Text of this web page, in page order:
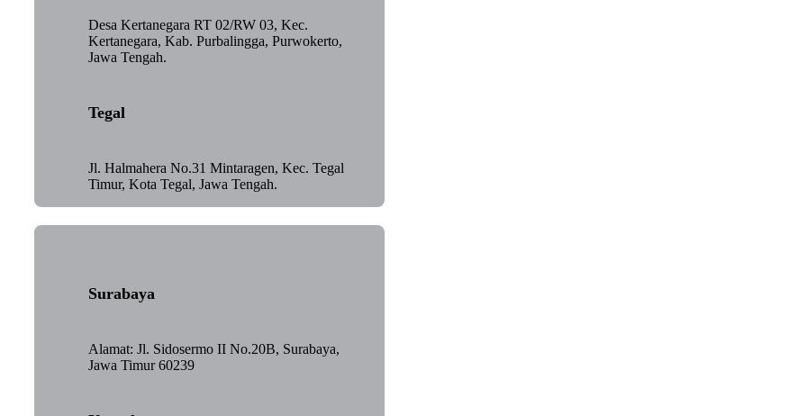
Desa Kertanegara RT 02/RW 03, Kec.
Kertanegara, Kab. Purbalingga, Purwokerto,
Jawa Tengah.
Tegal
Jl. Halmahera No.31 Mintaragen, Kec. Tegal
Timur, Kota Tegal, Jawa Tengah.
Surabaya
Alamat: Jl. Sidosermo II No.20B, Surabaya,
Jawa Timur 60239